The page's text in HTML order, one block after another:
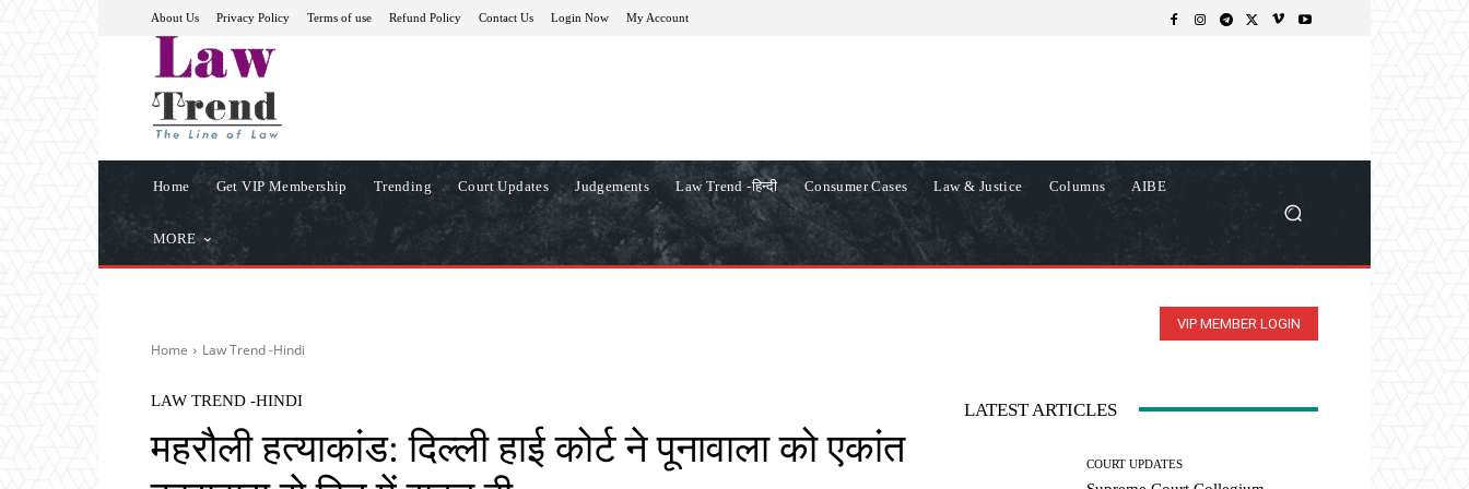
About Us Privacy Policy Terms of use Refund Policy Contact Us Login Now My Account
Home Get VIP Membership Trending Court Updates Judgements Law Trend -हिन्दी Consumer Cases Law & Justice Columns AIBE
MORE
VIP MEMBER LOGIN
Home Law Trend -Hindi
LAW TREND -HINDI
महरौली हत्याकांड: दिल्ली हाई कोर्ट ने पूनावाला को एकांत
LATEST ARTICLES
COURT UPDATES